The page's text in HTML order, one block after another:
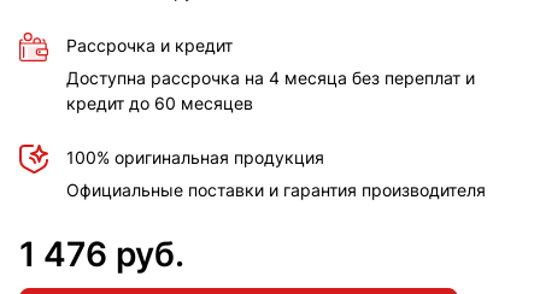
Рассрочка и кредит
Доступна рассрочка на 4 месяца без переплат и
кредит до 60 месяцев
100% оригинальная продукция
Официальные поставки и гарантия производителя
1 476 руб.